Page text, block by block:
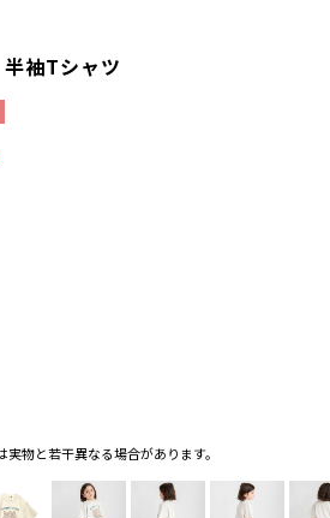
物と若干異なる場合があります。
袖Tシャツ